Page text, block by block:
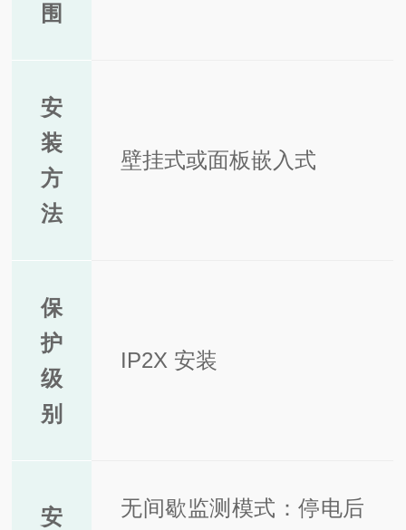
围
安
装
方
法
壁挂式或面板嵌入式
保
护
级
别
IP2X 安装
安
无间歇监测模式：停电后